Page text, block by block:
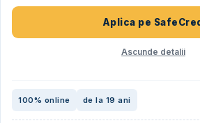
Aplica pe
Ascunde detalii
100% online de la 19 ani